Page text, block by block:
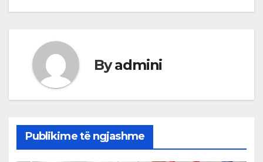
Byadmini
Publikime të ngjashme